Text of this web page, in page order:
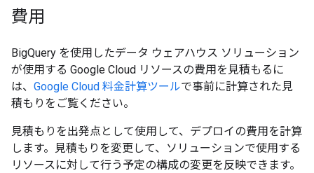
費用
BigQuery を使用したデータ ウェアハウス ソリューション
が使用する Google Cloud リソースの費用を見積もるに
は、 Google Cloud 料金計算ツールで事前に計算された見
積もりをご覧ください。
見積もりを出発点として使用して、デプロイの費用を計算
します。見積もりを変更して、ソリューションで使用する
リソースに対して行う予定の構成の変更を反映できます。